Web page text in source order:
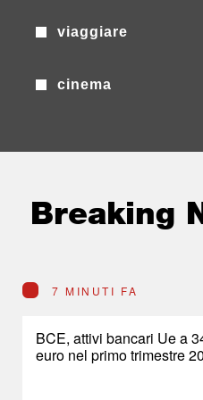
viaggiare
cinema
Breaking
7 MINUTI FA
BCE, attivi bancari Ue a
euro nel primo trimestre